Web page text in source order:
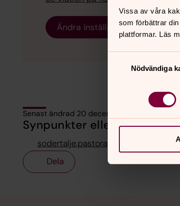
Vissa av våra
som förbättrar
plattformar. Läs
Nödvändiga
Ändra inställningar
Senast ändrad 20 december 2021
Synpunkter eller frågor på
Dela